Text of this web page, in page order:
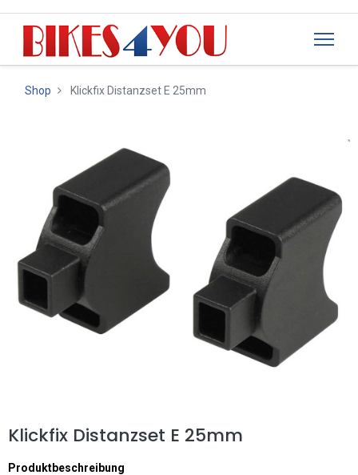
Shop Klickfix Distanzset E 25mm
Klickfix Distanzset E 25mm
Produktbeschreibung